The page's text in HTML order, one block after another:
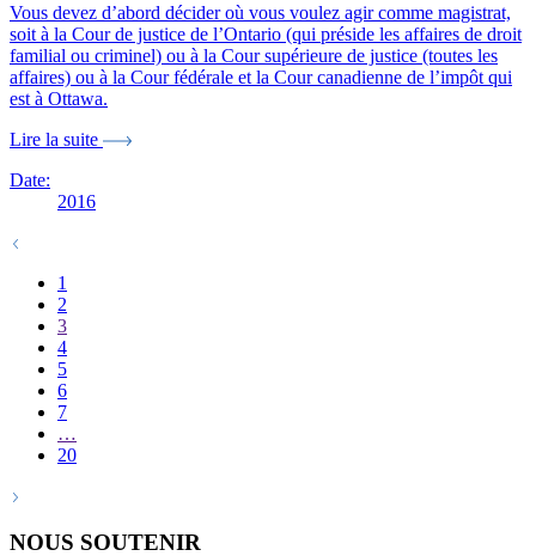
Vous devez d’abord décider où vous voulez agir comme magistrat,
soit à la Cour de justice de l’Ontario (qui préside les affaires de droit
familial ou criminel) ou à la Cour supérieure de justice (toutes les
affaires) ou à la Cour fédérale et la Cour canadienne de l’impôt qui
est à Ottawa.
Lire la suite
Date:
2016
1
2
3
4
5
6
7
…
20
NOUS SOUTENIR